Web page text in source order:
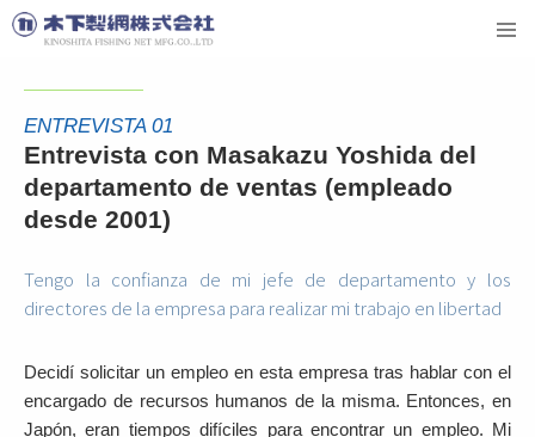
ENTREVISTA 01
Entrevista con Masakazu Yoshida del
departamento de ventas (empleado
desde 2001)
Tengo la confianza de mi jefe de departamento y los
directores de la empresa para realizar mi trabajo en libertad
Decidí solicitar un empleo en esta empresa tras hablar con el
encargado de recursos humanos de la misma. Entonces, en
Japón, eran tiempos difíciles para encontrar un empleo. Mi